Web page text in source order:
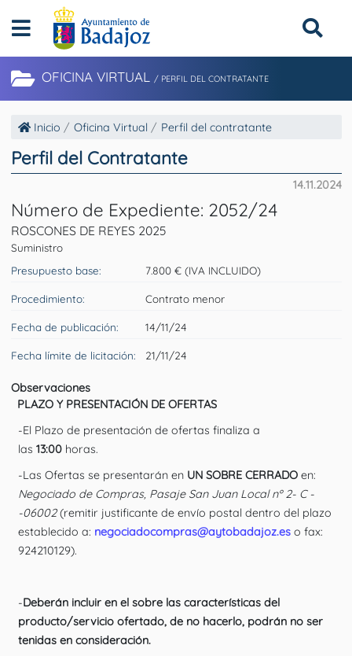
OFICINA VIRTUAL / PERFIL DEL CONTRATANTE
Inicio Oficina Virtual Perfil del contratante
Perfil del Contratante
14.11.2024
Número de Expediente: 2052/24
ROSCONES DE REYES 2025
Suministro
Presupuesto base:
7.800 € (IVA INCLUIDO)
Procedimiento: Contrato menor
Fecha de publicación: 14/11/24
Fecha límite de licitación: 21/11/24
Observaciones
PLAZO Y PRESENTACIÓN DE OFERTAS
-El Plazo de presentación de ofertas finaliza a
las 13:00horas.
-Las Ofertas se presentarán en UN SOBRE CERRADOen:
Negociado de Compras, Pasaje San Juan Local nº 2- C -
-06002(remitir justificante de envío postal dentro del plazo
establecido a: negociadocompras@aytobadajoz.eso fax:
924210129).
-Deberán incluir en el sobre las características del
producto/servicio ofertado, de no hacerlo, podrán no ser
tenidas en consideración.